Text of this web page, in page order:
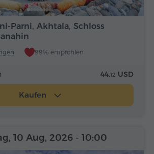
Parni, Akhtala, Schloss
99% empfohlen
44.12 USD
Kaufen
10 Aug, 2026 - 10:00